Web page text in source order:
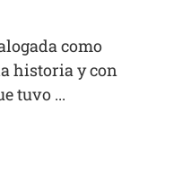
como
historia y con
tuvo ...